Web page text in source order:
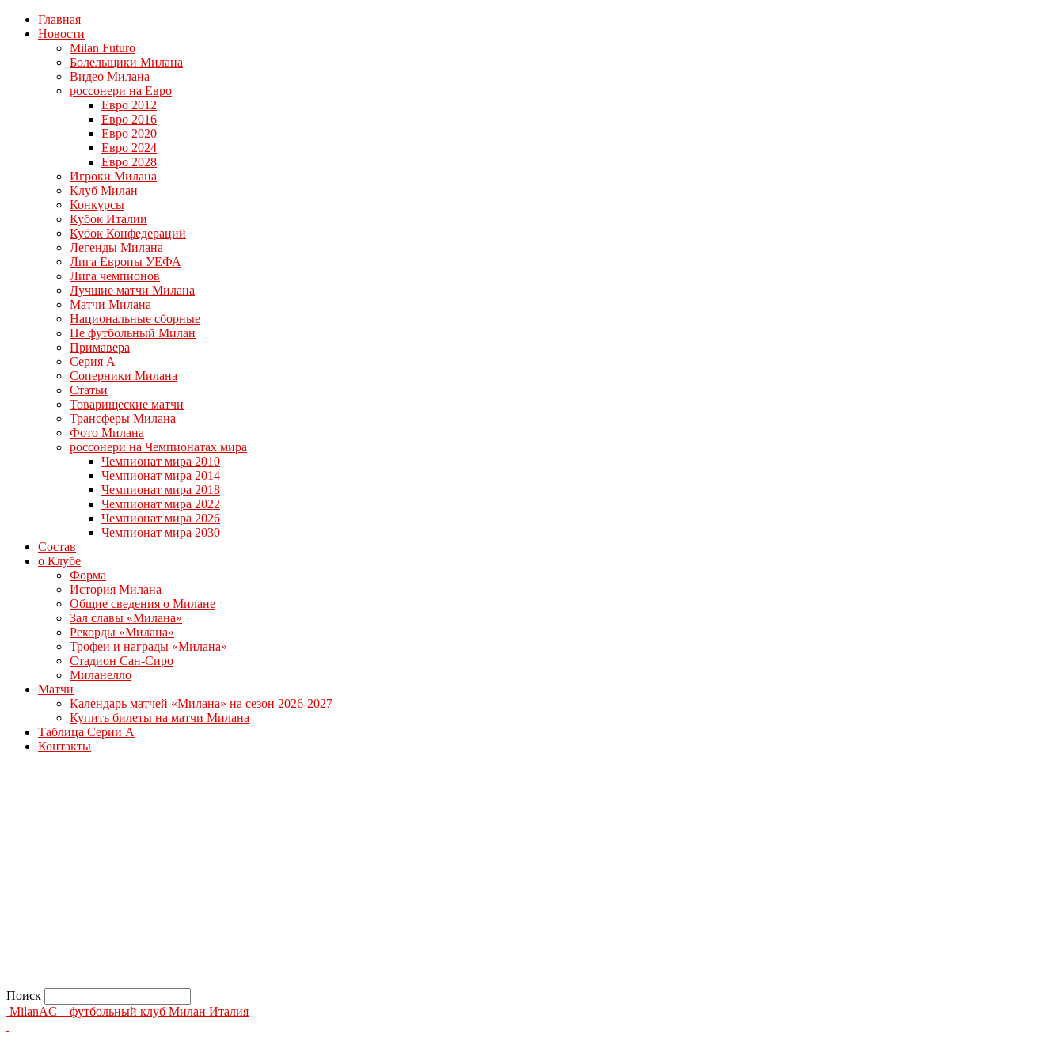
Главная
Новости
Milan Futuro
Болельщики Милана
Видео Милана
россонери на Евро
Евро 2012
Евро 2016
Евро 2020
Евро 2024
Евро 2028
Игроки Милана
Клуб Милан
Конкурсы
Кубок Италии
Кубок Конфедераций
Легенды Милана
Лига Европы УЕФА
Лига чемпионов
Лучшие матчи Милана
Матчи Милана
Национальные сборные
Не футбольный Милан
Примавера
Серия А
Соперники Милана
Статьи
Товарищеские матчи
Трансферы Милана
Фото Милана
россонери на Чемпионатах мира
Чемпионат мира 2010
Чемпионат мира 2014
Чемпионат мира 2018
Чемпионат мира 2022
Чемпионат мира 2026
Чемпионат мира 2030
Состав
о Клубе
Форма
История Милана
Общие сведения о Милане
Зал славы «Милана»
Рекорды «Милана»
Трофеи и награды «Милана»
Стадион Сан-Сиро
Миланелло
Матчи
Календарь матчей «Милана» на сезон 2026-2027
Купить билеты на матчи Милана
Таблица Серии А
Контакты
Поиск
MilanAC – футбольный клуб Милан Италия